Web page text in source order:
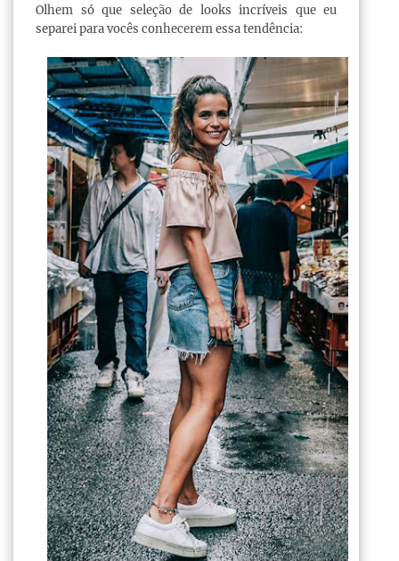
Olhem só que seleção de looks incríveis que eu
separei para vocês conhecerem essa tendência: